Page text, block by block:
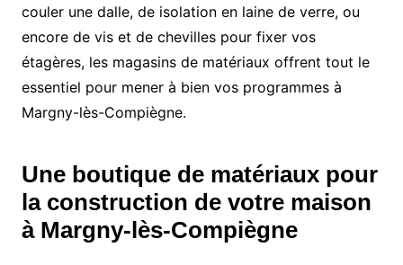
couler une dalle, de isolation en laine de verre, ou
encore de vis et de chevilles pour fixer vos
étagères, les magasins de matériaux offrent tout le
essentiel pour mener à bien vos programmes à
Margny-lès-Compiègne.
Une boutique de matériaux pour
la construction de votre maison
à Margny-lès-Compiègne